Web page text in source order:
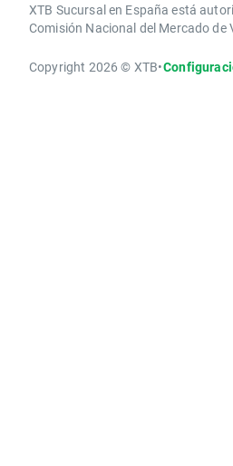
XTB Sucursal en España está
Comisión Nacional del Mercado de
Copyright 2026 © XTB•